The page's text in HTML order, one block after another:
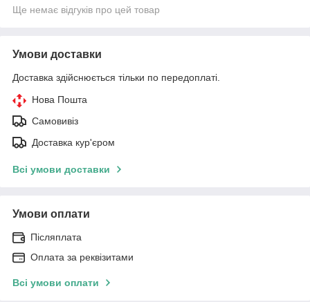
Ще немає відгуків про цей товар
Умови доставки
Доставка здійснюється тільки по передоплаті.
Нова Пошта
Самовивіз
Доставка кур'єром
Всі умови доставки
Умови оплати
Післяплата
Оплата за реквізитами
Всі умови оплати